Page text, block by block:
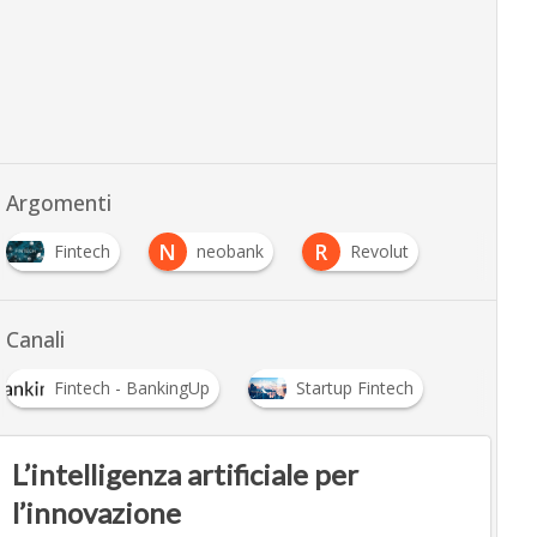
Argomenti
Fintech N neobank R Revolut
Canali
Fintech - BankingUp Startup Fintech
L’intelligenza artificiale per
l’innovazione